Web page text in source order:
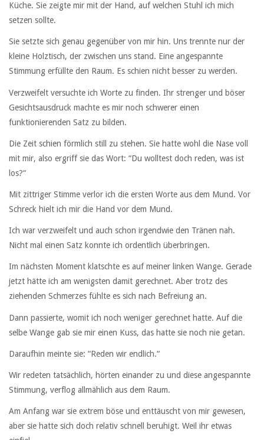
Küche. Sie zeigte mir mit der Hand, auf welchen Stuhl ich mich
setzen sollte.
Sie setzte sich genau gegenüber von mir hin. Uns trennte nur der
kleine Holztisch, der zwischen uns stand. Eine angespannte
Stimmung erfüllte den Raum. Es schien nicht besser zu werden.
Verzweifelt versuchte ich Worte zu finden. Ihr strenger und böser
Gesichtsausdruck machte es mir noch schwerer einen
funktionierenden Satz zu bilden.
Die Zeit schien förmlich still zu stehen. Sie hatte wohl die Nase voll
mit mir, also ergriff sie das Wort: “Du wolltest doch reden, was ist
los?“
Mit zittriger Stimme verlor ich die ersten Worte aus dem Mund. Vor
Schreck hielt ich mir die Hand vor dem Mund.
Ich war verzweifelt und auch schon irgendwie den Tränen nah.
Nicht mal einen Satz konnte ich ordentlich überbringen.
Im nächsten Moment klatschte es auf meiner linken Wange. Gerade
jetzt hätte ich am wenigsten damit gerechnet. Aber trotz des
ziehenden Schmerzes fühlte es sich nach Befreiung an.
Dann passierte, womit ich noch weniger gerechnet hatte. Auf die
selbe Wange gab sie mir einen Kuss, das hatte sie noch nie getan.
Daraufhin meinte sie: “Reden wir endlich.“
Wir redeten tatsächlich, hörten einander zu und diese angespannte
Stimmung, verflog allmählich aus dem Raum.
Am Anfang war sie extrem böse und enttäuscht von mir gewesen,
aber sie hatte sich doch relativ schnell beruhigt. Weil ihr etwas